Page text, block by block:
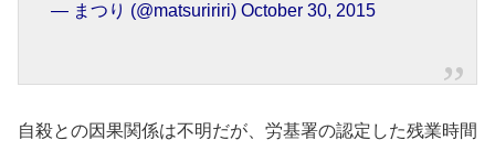
— まつり (@matsuririri) October 30, 2015
自殺との因果関係は不明だが、労基署の認定した残業時間